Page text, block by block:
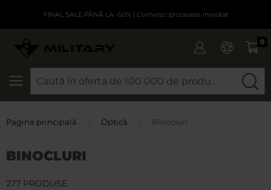
FINAL SALE PÂNĂ LA -50% | Comenzi procesate imediat
0
Pagina principală Optică Binocluri
BINOCLURI
277 PRODUSE